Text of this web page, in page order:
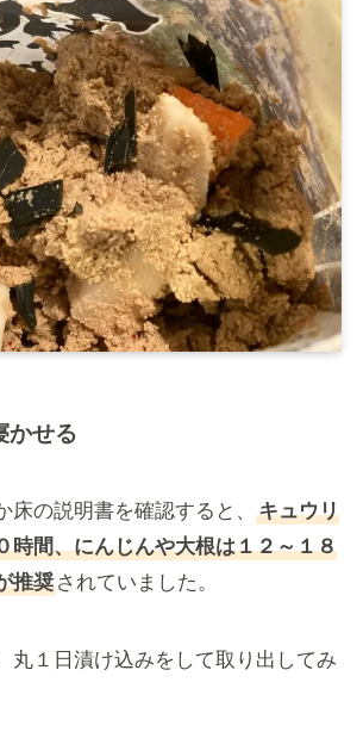
かせる
床の説明書を確認すると、
キュウリ
時間、にんじんや大根は１２～１８
推奨されていました。
丸１日漬け込みをして取り出してみ